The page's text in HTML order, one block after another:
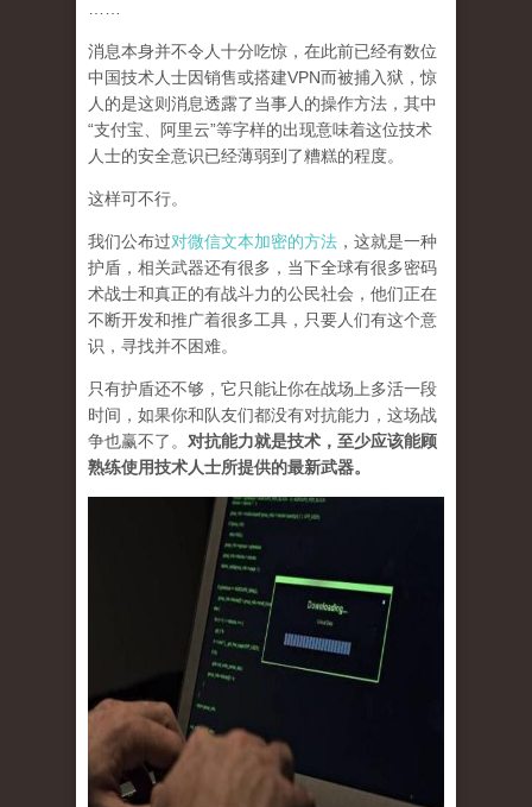
消息本身并不令人十分吃惊，在此前已经有数位
中国技术人士因销售或搭建VPN而被捕入狱，惊
人的是这则消息透露了当事人的操作方法，其中
“支付宝、阿里云”等字样的出现意味着这位技术
人士的安全意识已经薄弱到了糟糕的程度。
这样可不行。
我们公布过对微信文本加密的方法 ，这就是一种
护盾，相关武器还有很多，当下全球有很多密码
术战士和真正的有战斗力的公民社会，他们正在
不断开发和推广着很多工具，只要人们有这个意
识，寻找并不困难。
只有护盾还不够，它只能让你在战场上多活一段
时间，如果你和队友们都没有对抗能力，这场战
争也赢不了。 对抗能力就是技术，至少应该能顾
熟练使用技术人士所提供的最新武器。